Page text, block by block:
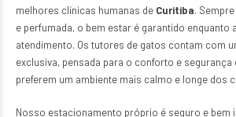
melhores clínicas humanas de Curitiba.
e perfumada, o bem estar é garantido enquanto
atendimento. Os tutores de gatos contam com
exclusiva, pensada para o conforto e segurança
preferem um ambiente mais calmo e longe dos
Nosso estacionamento próprio é seguro e bem